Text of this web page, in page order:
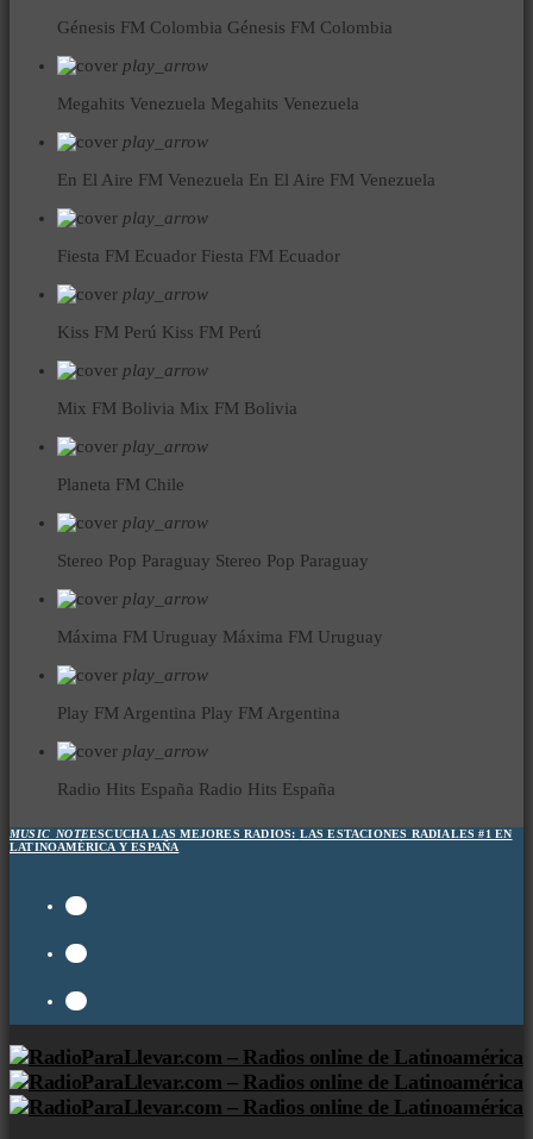
Génesis FM Colombia Génesis FM Colombia
play_arrow
Megahits Venezuela Megahits Venezuela
play_arrow
En El Aire FM Venezuela En El Aire FM Venezuela
play_arrow
Fiesta FM Ecuador Fiesta FM Ecuador
play_arrow
Kiss FM Perú Kiss FM Perú
play_arrow
Mix FM Bolivia Mix FM Bolivia
play_arrow
Planeta FM Chile
play_arrow
Stereo Pop Paraguay Stereo Pop Paraguay
play_arrow
Máxima FM Uruguay Máxima FM Uruguay
play_arrow
Play FM Argentina Play FM Argentina
play_arrow
Radio Hits España Radio Hits España
MUSIC_NOTEESCUCHA LAS MEJORES RADIOS: LAS ESTACIONES RADIALES #1 EN
LATINOAMÉRICA Y ESPAÑA